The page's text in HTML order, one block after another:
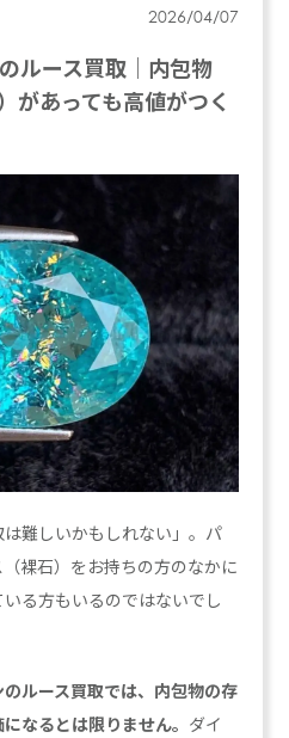
2026/04/07
ルース買取｜内包物
があっても高値がつく
は難しいかもしれない」。パ
裸石）をお持ちの方のなかに
る方もいるのではないでし
ルース買取では、内包物の存
なるとは限りません。 ダイ